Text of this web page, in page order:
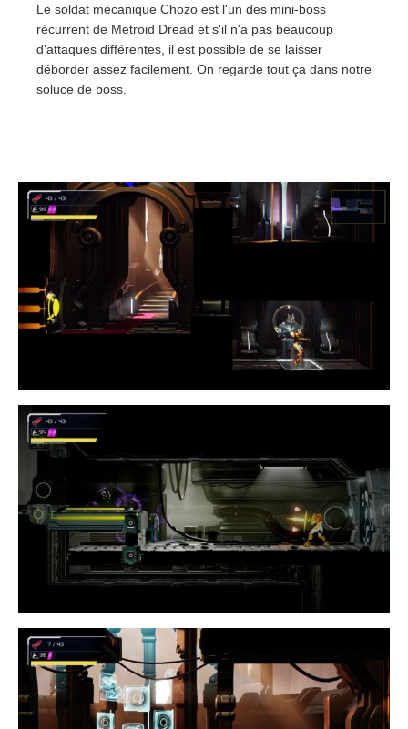
Le soldat mécanique Chozo est l'un des mini-boss
récurrent de Metroid Dread et s'il n'a pas beaucoup
d'attaques différentes, il est possible de se laisser
déborder assez facilement. On regarde tout ça dans notre
soluce de boss.